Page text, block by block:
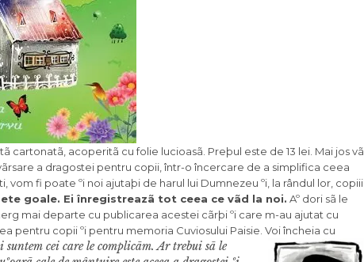
cartonatã, acoperitã cu folie lucioasã. Preþul este de 13 lei. Mai jos vã
a dragostei pentru copii, într-o încercare de a simplifica ceea
fi poate ºi noi ajutaþi de harul lui Dumnezeu ºi, la rândul lor, copiii
goale. Ei înregistreazã tot ceea ce vãd la noi. Aº dori sã le
mai departe cu publicarea acestei cãrþi ºi care m-au ajutat cu
pentru copii ºi pentru memoria Cuviosului Paisie. Voi încheia cu
suntem cei care le com­plicãm. Ar trebui sã le